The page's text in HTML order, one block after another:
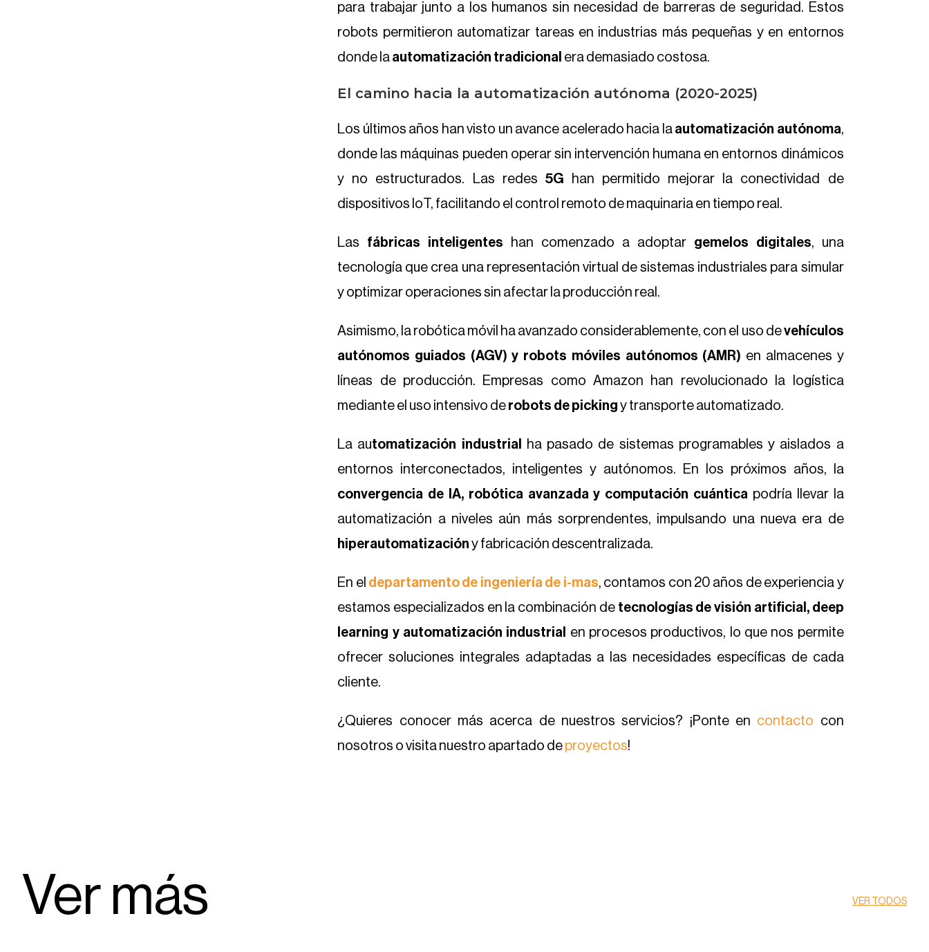
para trabajar junto a los humanos sin necesidad de barreras de seguridad. Estos
robots permitieron automatizar tareas en industrias más pequeñas y en entornos
donde la automatización tradicional era demasiado costosa.
El camino hacia la automatización autónoma (2020-2025)
Los últimos años han visto un avance acelerado hacia la automatización autónoma,
donde las máquinas pueden operar sin intervención humana en entornos dinámicos
y no estructurados. Las redes 5G han permitido mejorar la conectividad de
dispositivos IoT, facilitando el control remoto de maquinaria en tiempo real.
Las fábricas inteligentes han comenzado a adoptar gemelos digitales, una
tecnología que crea una representación virtual de sistemas industriales para simular
y optimizar operaciones sin afectar la producción real.
Asimismo, la robótica móvil ha avanzado considerablemente, con el uso devehículos
autónomos guiados (AGV) y robots móviles autónomos (AMR) en almacenes y
líneas de producción. Empresas como Amazon han revolucionado la logística
mediante el uso intensivo de robots de picking y transporte automatizado.
La automatización industrial
ha pasado de sistemas programables y aislados a
entornos interconectados, inteligentes y autónomos. En los próximos años, la
convergencia de IA, robótica avanzada y computación cuántica podría llevar la
automatización a niveles aún más sorprendentes, impulsando una nueva era de
hiperautomatizacióny fabricación descentralizada.
En el departamento de ingeniería de i-mas, contamos con 20 años de experiencia y
estamos especializados en la combinación de tecnologías de visión artificial, deep
learning y automatización industrial en procesos productivos, lo que nos permite
ofrecer soluciones integrales adaptadas a las necesidades específicas de cada
cliente.
¿Quieres conocer más acerca de nuestros servicios? ¡Ponte en contacto con
nosotros o visita nuestro apartado de proyectos!
Ver más VER TODOS